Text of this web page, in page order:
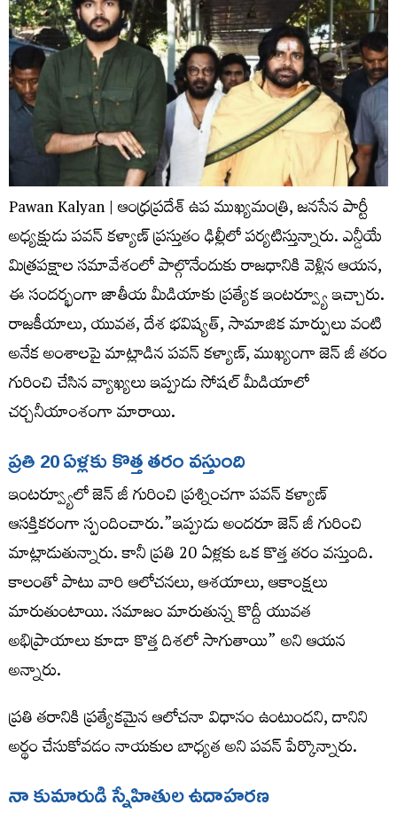
Pawan Kalyan | ఆంధ్రప్రదేశ్ ఉప ముఖ్యమంత్రి, జనసేన పార్టీ
అధ్యక్షుడు పవన్ కళ్యాణ్ ప్రస్తుతం ఢిల్లీలో పర్యటిస్తున్నారు. ఎన్డీయే
మిత్రపక్షాల సమావేశంలో పాల్గొనేందుకు రాజధానికి వెళ్లిన ఆయన,
ఈ సందర్భంగా జాతీయ మీడియాకు ప్రత్యేక ఇంటర్వ్యూ ఇచ్చారు.
రాజకీయాలు, యువత, దేశ భవిష్యత్, సామాజిక మార్పులు వంటి
అనేక అంశాలపై మాట్లాడిన పవన్ కళ్యాణ్, ముఖ్యంగా జెన్ జీ తరం
గురించి చేసిన వ్యాఖ్యలు ఇప్పుడు సోషల్ మీడియాలో
చర్చనీయాంశంగా మారాయి.
ప్రతి 20 ఏళ్లకు కొత్త తరం వస్తుంది
ఇంటర్వ్యూలో జెన్ జీ గురించి ప్రశ్నించగా పవన్ కళ్యాణ్
ఆసక్తికరంగా స్పందించారు.”ఇప్పుడు అందరూ జెన్ జీ గురించి
మాట్లాడుతున్నారు. కానీ ప్రతి 20 ఏళ్లకు ఒక కొత్త తరం వస్తుంది.
కాలంతో పాటు వారి ఆలోచనలు, ఆశయాలు, ఆకాంక్షలు
మారుతుంటాయి. సమాజం మారుతున్న కొద్దీ యువత
అభిప్రాయాలు కూడా కొత్త దిశలో సాగుతాయి” అని ఆయన
అన్నారు.
ప్రతి తరానికి ప్రత్యేకమైన ఆలోచనా విధానం ఉంటుందని, దానిని
అర్థం చేసుకోవడం నాయకుల బాధ్యత అని పవన్ పేర్కొన్నారు.
నా కుమారుడి స్నేహితుల ఉదాహరణ